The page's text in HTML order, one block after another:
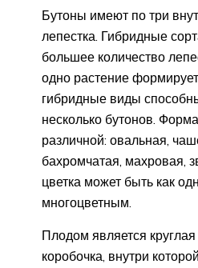
Бутоны имеют по три
лепестка. Гибридные
большее количество
одно растение
гибридные виды
несколько бутонов.
различной: овальная,
бахромчатая, махровая,
цветка может быть как
многоцветным.
Плодом является круглая
коробочка, внутри